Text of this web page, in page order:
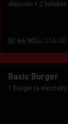
elección + 2
S/ 66.90S/ 115.90
Basic Burger
1 Burger (a